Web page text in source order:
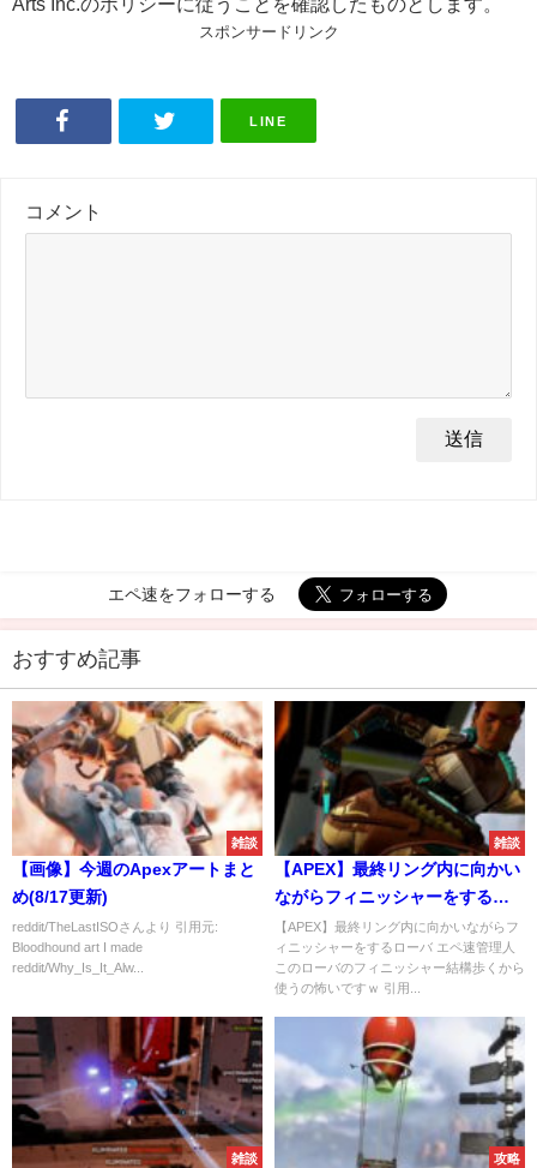
スポンサードリンク
LINE
コメント
エペ速をフォローする
おすすめ記事
雑談
【画像】今週のApexアートまと
め(8/17更新)
reddit/TheLastISOさんより 引用元:
Bloodhound art I made
reddit/Why_Is_It_Alw...
雑談
【APEX】最終リング内に向かい
ながらフィニッシャーをするロ
ーバ
【APEX】最終リング内に向かいながらフ
ィニッシャーをするローバ エペ速管理人
このローバのフィニッシャー結構歩くから
使うの怖いですｗ 引用...
雑談 攻略